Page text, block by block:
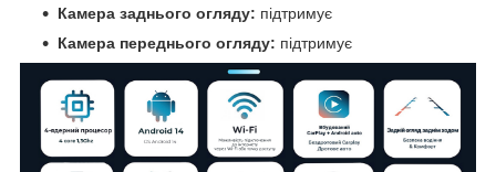
Камера заднього огляду: підтримує
Камера переднього огляду: підтримує